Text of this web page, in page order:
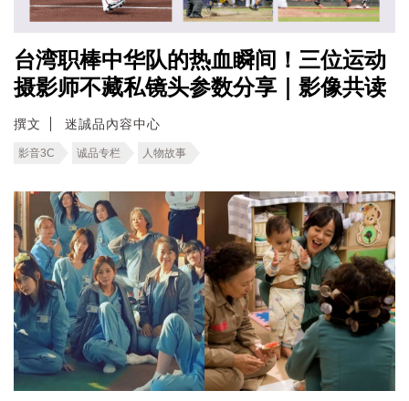
台湾职棒中华队的热血瞬间！三位运动
摄影师不藏私镜头参数分享｜影像共读
撰文 迷誠品內容中心
影音3C 诚品专栏 人物故事